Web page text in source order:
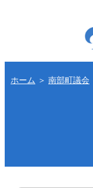
ホーム ＞ 南部町議会